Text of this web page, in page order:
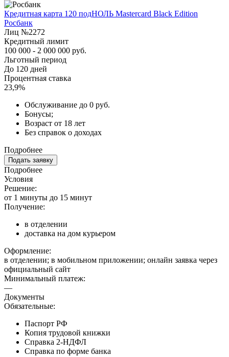
Кредитная карта 120 подНОЛЬ Mastercard Black Edition
Росбанк
Лиц №2272
Кредитный лимит
100 000 - 2 000 000 руб.
Льготный период
До 120 дней
Процентная ставка
23,9%
Обслуживание до 0 руб.
Бонусы;
Возраст от 18 лет
Без справок о доходах
Подробнее
Подать заявку
Подробнее
Условия
Решение:
от 1 минуты до 15 минут
Получение:
в отделении
доставка на дом курьером
Оформление:
в отделении; в мобильном приложении; онлайн заявка через
официальный сайт
Минимальный платеж:
—
Документы
Обязательные:
Паспорт РФ
Копия трудовой книжки
Справка 2-НДФЛ
Справка по форме банка